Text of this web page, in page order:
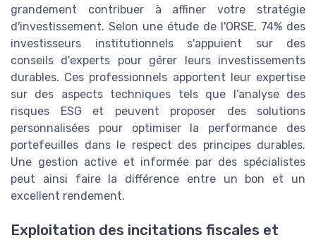
grandement contribuer à affiner votre stratégie
d'investissement. Selon une étude de l'ORSE, 74% des
investisseurs institutionnels s'appuient sur des
conseils d'experts pour gérer leurs investissements
durables. Ces professionnels apportent leur expertise
sur des aspects techniques tels que l’analyse des
risques ESG et peuvent proposer des solutions
personnalisées pour optimiser la performance des
portefeuilles dans le respect des principes durables.
Une gestion active et informée par des spécialistes
peut ainsi faire la différence entre un bon et un
excellent rendement.
Exploitation des incitations fiscales et